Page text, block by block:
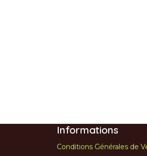
Informations
Conditions Générales de